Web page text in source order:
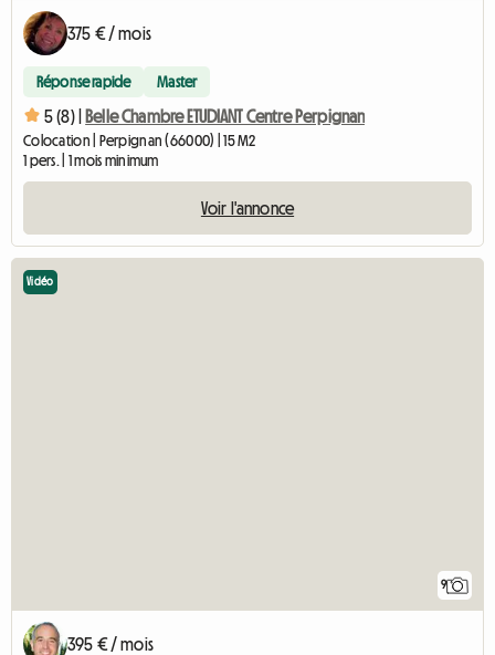
375 € / mois
Réponse rapide Master
5 (8) | Belle Chambre ETUDIANT Centre Perpignan
Colocation | Perpignan (66000) | 15 M2
1 pers. | 1 mois minimum
Voir l'annonce
9
Vidéo
395 € / mois